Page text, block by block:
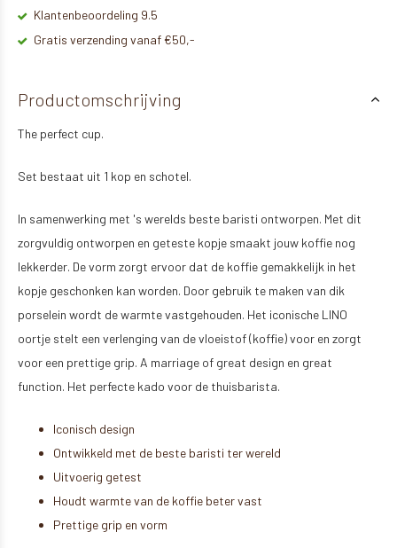
Klantenbeoordeling 9.5
Gratis verzending vanaf €50,-
Productomschrijving
The perfect cup.
Set bestaat uit 1 kop en schotel.
In samenwerking met 's werelds beste baristi ontworpen. Met dit
zorgvuldig ontworpen en geteste kopje smaakt jouw koffie nog
lekkerder. De vorm zorgt ervoor dat de koffie gemakkelijk in het
kopje geschonken kan worden. Door gebruik te maken van dik
porselein wordt de warmte vastgehouden. Het iconische LINO
oortje stelt een verlenging van de vloeistof (koffie) voor en zorgt
voor een prettige grip. A marriage of great design en great
function. Het perfecte kado voor de thuisbarista.
Iconisch design
Ontwikkeld met de beste baristi ter wereld
Uitvoerig getest
Houdt warmte van de koffie beter vast
Prettige grip en vorm